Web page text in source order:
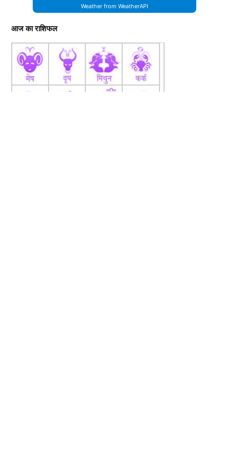
Weather from WeatherAPI
आज का राशिफल